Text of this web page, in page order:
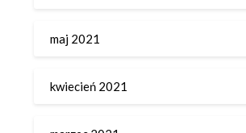
maj 2021
kwiecień 2021